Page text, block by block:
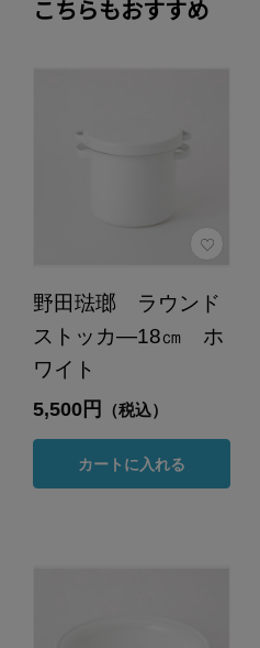
こちらもおすすめ
野田琺瑯 ラウンド
ストッカ―18㎝ ホ
ワイト
5,500円 （税込）
カートに入れる